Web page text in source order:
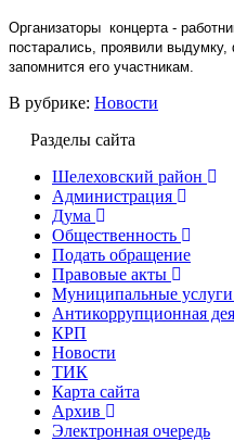
Организаторы концерта -
постарались, проявили
запомнится его участникам.
В рубрике: Новости
Разделы сайта
Шелеховский район
Администрация
Дума
Общественность
Подать обращение
Правовые акты
Муниципальные услуги
Антикоррупционная
КРП
Новости
ТИК
Карта сайта
Архив
Электронная очередь